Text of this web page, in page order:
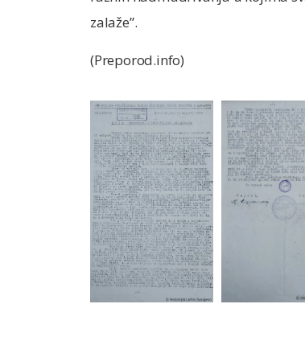
zalaže”.
(Preporod.info)